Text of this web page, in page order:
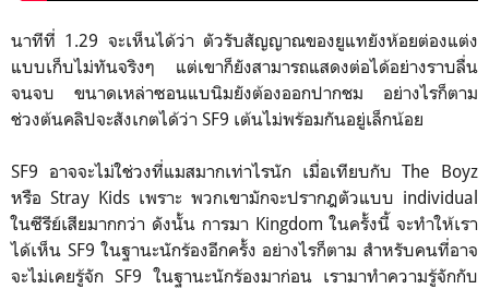
นาทีที่ 1.29 จะเห็นได้ว่า ตัวรับสัญญาณของยูแทยังห้อยต่องแต่ง
แบบเก็บไม่ทันจริงๆ แต่เขาก็ยังสามารถแสดงต่อได้อย่างราบลื่น
จนจบ ขนาดเหล่าซอนแบนิมยังต้องออกปากชม อย่างไรก็ตาม
ช่วงต้นคลิปจะสังเกตได้ว่า SF9 เต้นไม่พร้อมกันอยู่เล็กน้อย
SF9 อาจจะไม่ใช่วงที่แมสมากเท่าไรนัก เมื่อเทียบกับ The Boyz
หรือ Stray Kids เพราะ พวกเขามักจะปรากฎตัวแบบ individual
ในซีรีย์เสียมากกว่า ดังนั้น การมา Kingdom ในครั้งนี้ จะทำให้เรา
ได้เห็น SF9 ในฐานะนักร้องอีกครั้ง อย่างไรก็ตาม สำหรับคนที่อาจ
จะไม่เคยรู้จัก SF9 ในฐานะนักร้องมาก่อน เรามาทำความรู้จักกับ